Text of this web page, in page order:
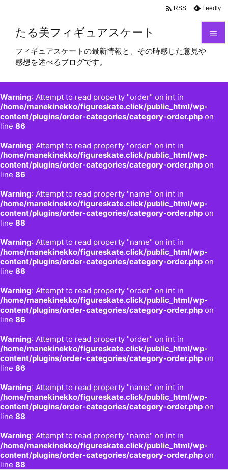
たる美フィギュアスケート
フィギュアスケートの最新情報と、その時感じた意見や
感想を述べるブログです。
Warning: Attempt to read property "order" on int in
/home/manekinekko/figureskate.click/public_html/wp-
content/plugins/order-categories/category-order.php on
line 86
Warning: Attempt to read property "order" on int in
/home/manekinekko/figureskate.click/public_html/wp-
content/plugins/order-categories/category-order.php on
line 86
Warning: Attempt to read property "name" on int in
/home/manekinekko/figureskate.click/public_html/wp-
content/plugins/order-categories/category-order.php on
line 88
Warning: Attempt to read property "name" on int in
/home/manekinekko/figureskate.click/public_html/wp-
content/plugins/order-categories/category-order.php on
line 88
Warning: Attempt to read property "order" on int in
/home/manekinekko/figureskate.click/public_html/wp-
content/plugins/order-categories/category-order.php on
line 86
Warning: Attempt to read property "order" on int in
/home/manekinekko/figureskate.click/public_html/wp-
content/plugins/order-categories/category-order.php on
line 86
Warning: Attempt to read property "name" on int in
/home/manekinekko/figureskate.click/public_html/wp-
content/plugins/order-categories/category-order.php on
line 88
Warning: Attempt to read property "name" on int in
/home/manekinekko/figureskate.click/public_html/wp-
content/plugins/order-categories/category-order.php on
line 88


前へ

 RSS Feedly